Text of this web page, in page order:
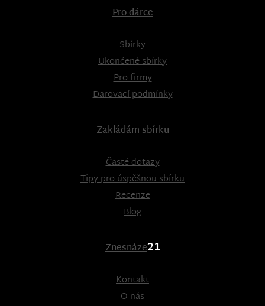
Pro dárce
Sbírky
Ukončené sbírky
Pro firmy
Darovací podmínky
Zakládám sbírku
Časté dotazy
Tipy pro úspěšnou sbírku
Recenze
Blog
Znesnáze21
Kontakt
O nás